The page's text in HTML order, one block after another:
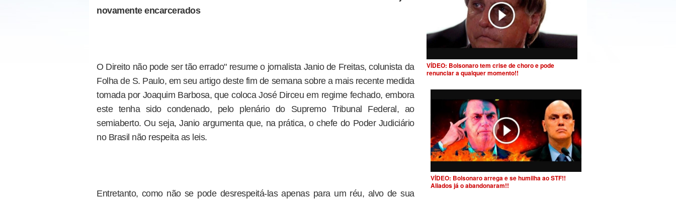
novamente encarcerados
O Direito não pode ser tão errado" resume o jornalista Janio de Freitas, colunista da
Folha de S. Paulo, em seu artigo deste fim de semana sobre a mais recente medida
tomada por Joaquim Barbosa, que coloca José Dirceu em regime fechado, embora
este tenha sido condenado, pelo plenário do Supremo Tribunal Federal, ao
semiaberto. Ou seja, Janio argumenta que, na prática, o chefe do Poder Judiciário
no Brasil não respeita as leis.
Entretanto, como não se pode desrespeitá-las apenas para um réu, alvo de sua
VÍDEO: Bolsonaro tem crise de choro e pode
renunciar a qualquer momento!!
VÍDEO: Bolsonaro arrega e se humilha ao STF!!
Aliados já o abandonaram!!